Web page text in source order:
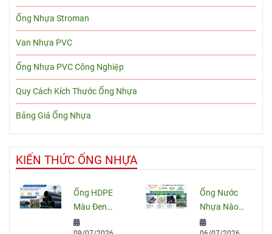
Ống Nhựa Stroman
Van Nhựa PVC
Ống Nhựa PVC Công Nghiệp
Quy Cách Kích Thước Ống Nhựa
Bảng Giá Ống Nhựa
KIẾN THỨC ỐNG NHỰA
Ống HDPE
Màu Đen
Sọc Xanh:
Ống Nước
Nhựa Nào
Tốt Nhất